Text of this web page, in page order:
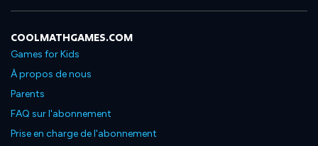
COOLMATHGAMES.COM
Games for Kids
À propos de nous
Parents
FAQ sur l'abonnement
Prise en charge de l'abonnement